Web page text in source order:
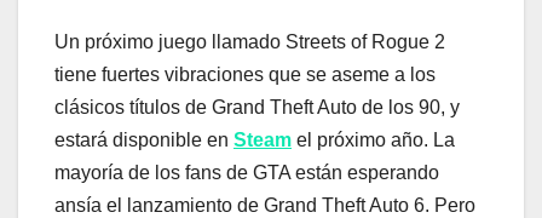
Un próximo juego llamado Streets of Rogue 2
tiene fuertes vibraciones que se aseme a los
clásicos títulos de Grand Theft Auto de los 90, y
estará disponible en Steam el próximo año. La
mayoría de los fans de GTA están esperando
ansía el lanzamiento de Grand Theft Auto 6. Pero